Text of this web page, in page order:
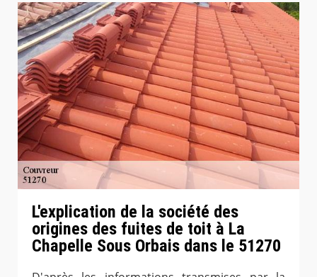
L'explication de la société des
origines des fuites de toit à La
Chapelle Sous Orbais dans le 51270